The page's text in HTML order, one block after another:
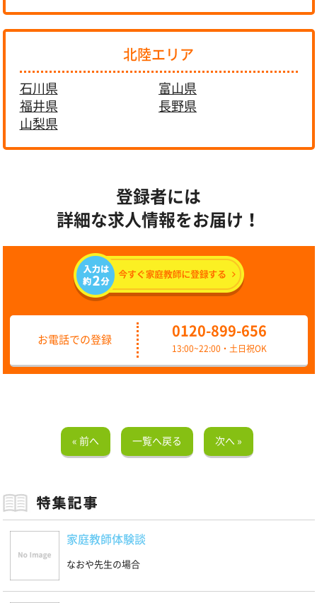
北陸エリア
石川県
富山県
福井県
長野県
山梨県
登録者には
詳細な求人情報をお届け！
お電話での登録
0120-899-656
13:00~22:00・土日祝OK
« 前へ 一覧へ戻る 次へ »
家庭教師体験談
なおや先生の場合